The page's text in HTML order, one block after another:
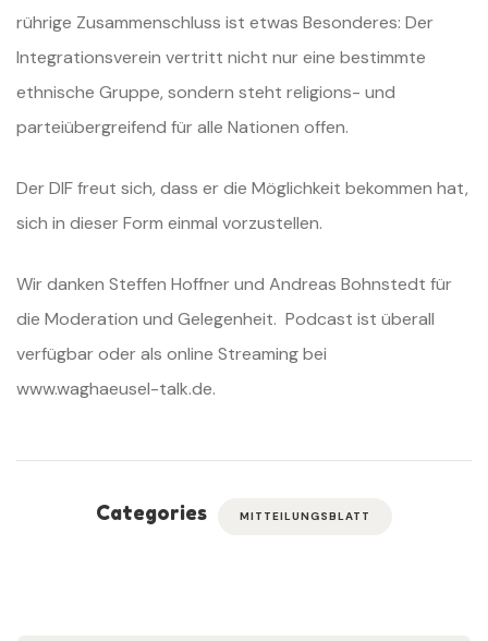
rührige Zusammenschluss ist etwas Besonderes: Der
Integrationsverein vertritt nicht nur eine bestimmte
ethnische Gruppe, sondern steht religions- und
parteiübergreifend für alle Nationen offen.
Der DIF freut sich, dass er die Möglichkeit bekommen hat,
sich in dieser Form einmal vorzustellen.
Wir danken Steffen Hoffner und Andreas Bohnstedt für
die Moderation und Gelegenheit. Podcast ist überall
verfügbar oder als online Streaming bei
www.waghaeusel-talk.de.
Categories MITTEILUNGSBLATT